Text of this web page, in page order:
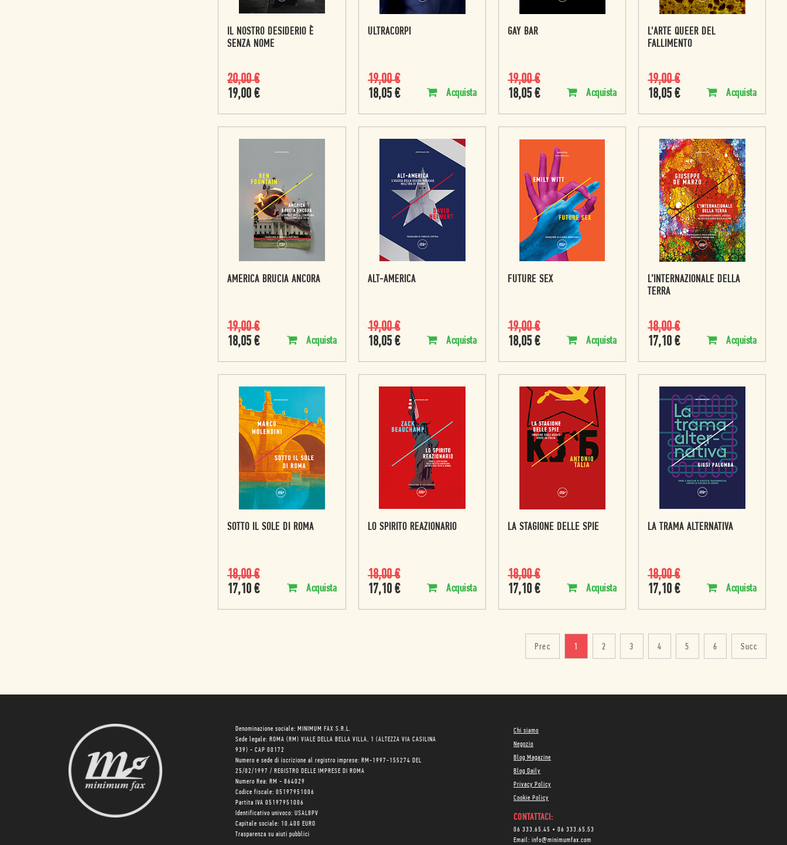
IL NOSTRO DESIDERIO È
SENZA NOME
20,00€
19,00 €
ULTRACORPI
19,00€
18,05 € Acquista
GAY BAR
19,00€
18,05 € Acquista
L'ARTE QUEER DEL
FALLIMENTO
19,00€
18,05 € Acquista
AMERICA BRUCIA ANCORA
19,00€
18,05 € Acquista
ALT-AMERICA
19,00€
18,05 € Acquista
FUTURE SEX
19,00€
18,05 € Acquista
L’INTERNAZIONALE DELLA
TERRA
18,00€
17,10 € Acquista
SOTTO IL SOLE DI ROMA
18,00€
17,10 € Acquista
LO SPIRITO REAZIONARIO
18,00€
17,10 € Acquista
LA STAGIONE DELLE SPIE
18,00€
17,10 € Acquista
LA TRAMA ALTERNATIVA
18,00€
17,10 € Acquista
Prec 1 2 3 4 5 6 Succ
Denominazione sociale: MINIMUM FAX S.R.L.
Sede legale: ROMA (RM) VIALE DELLA BELLA VILLA, 1 (ALTEZZA VIA CASILINA
939) - CAP 00172
Numero e sede di iscrizione al registro imprese: RM-1997-155274 DEL
25/02/1997 / REGISTRO DELLE IMPRESE DI ROMA
Numero Rea: RM - 864029
Codice fiscale: 05197951006
Partita IVA 05197951006
Identificativo univoco: USAL8PV
Capitale sociale: 10.400 EURO
Trasparenza su aiuti pubblici
Chi siamo
Negozio
Blog Magazine
Blog Daily
Privacy Policy
Cookie Policy
CONTATTACI:
06 333.65.45 • 06 333.65.53
Email: info@minimumfax.com